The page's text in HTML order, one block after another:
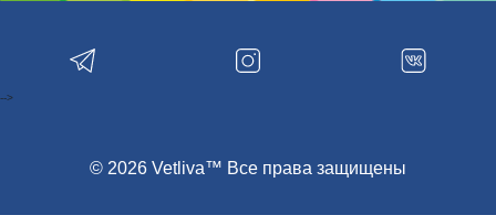
© 2026 Vetliva™ Все права защищены
-->